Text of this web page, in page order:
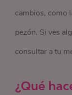
cambios, como
pezón. Si ves
consultar a tu
¿Qué